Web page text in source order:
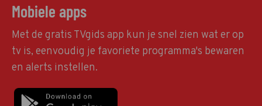
Mobiele apps
Met de gratis TVgids app kun je snel zien wat er op
tv is, eenvoudig je favoriete programma's bewaren
en alerts instellen.